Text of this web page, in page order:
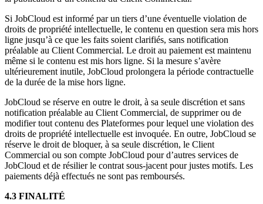
Si JobCloud est informé par un tiers d’une éventuelle violation de
droits de propriété intellectuelle, le contenu en question sera mis hors
ligne jusqu’à ce que les faits soient clarifiés, sans notification
préalable au Client Commercial. Le droit au paiement est maintenu
même si le contenu est mis hors ligne. Si la mesure s’avère
ultérieurement inutile, JobCloud prolongera la période contractuelle
de la durée de la mise hors ligne.
JobCloud se réserve en outre le droit, à sa seule discrétion et sans
notification préalable au Client Commercial, de supprimer ou de
modifier tout contenu des Plateformes pour lequel une violation des
droits de propriété intellectuelle est invoquée. En outre, JobCloud se
réserve le droit de bloquer, à sa seule discrétion, le Client
Commercial ou son compte JobCloud pour d’autres services de
JobCloud et de résilier le contrat sous-jacent pour justes motifs. Les
paiements déjà effectués ne sont pas remboursés.
4.3 FINALITÉ